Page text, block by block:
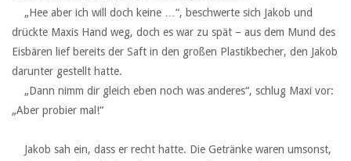
drückte Maxis Hand weg, doch es war zu spät – aus dem Mund des
Eisbären lief bereits der Saft in den großen Plastikbecher, den Jakob
darunter gestellt hatte.
„Aber probier mal!“